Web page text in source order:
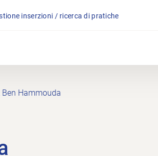
inserzioni / ricerca di pratiche
Ben Hammouda